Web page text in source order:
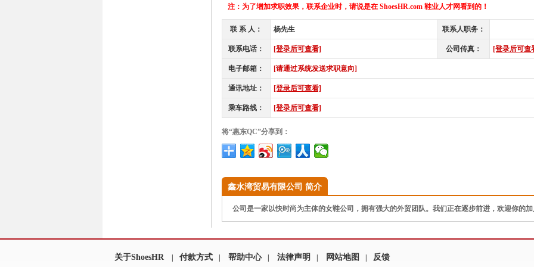
注： 为了增加求职效果，联系企业时，请说是在 ShoesHR.com 鞋业人才网看到的！
联 系 人： 杨先生 联系人职务：
联系电话： [登录后可查看] 公司传真： [登录后可查
电子邮箱： [请通过系统发送求职意向]
通讯地址： [登录后可查看]
乘车路线： [登录后可查看]
将“惠东QC”分享到：
鑫水湾贸易有限公司 简介
公司是一家以快时尚为主体的女鞋公司，拥有强大的外贸团队。我们正在逐步前进，欢迎你的加
关于ShoesHR 付款方式 帮助中心 法律声明 网站地图 反馈